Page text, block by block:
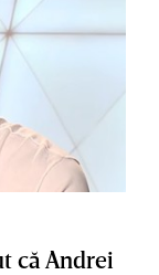
că Andrei